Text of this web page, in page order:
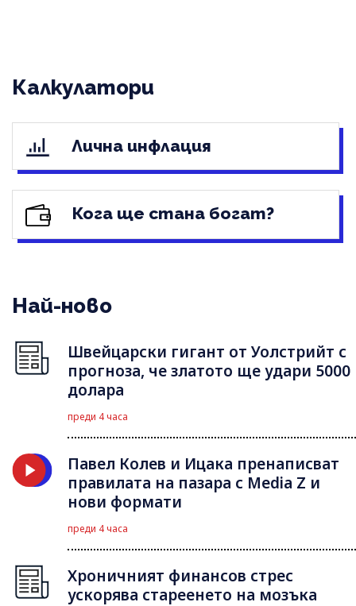
Калкулатори
Лична инфлация
Кога ще стана богат?
Най-ново
Швейцарски гигант от Уолстрийт с
прогноза, че златото ще удари 5000
долара
преди 4 часа
Павел Колев и Ицака пренаписват
правилата на пазара с Media Z и
нови формати
преди 4 часа
Хроничният финансов стрес
ускорява стареенето на мозъка